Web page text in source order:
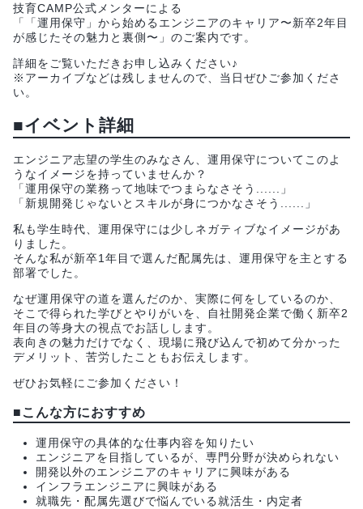
技育CAMP公式メンターによる
「「運用保守」から始めるエンジニアのキャリア〜新卒2年目
が感じたその魅力と裏側〜」のご案内です。
詳細をご覧いただきお申し込みください♪
※アーカイブなどは残しませんので、当日ぜひご参加くださ
い。
■イベント詳細
エンジニア志望の学生のみなさん、運用保守についてこのよ
うなイメージを持っていませんか？
「運用保守の業務って地味でつまらなさそう......」
「新規開発じゃないとスキルが身につかなさそう......」
私も学生時代、運用保守には少しネガティブなイメージがあ
りました。
そんな私が新卒1年目で選んだ配属先は、運用保守を主とする
部署でした。
なぜ運用保守の道を選んだのか、実際に何をしているのか、
そこで得られた学びとやりがいを、自社開発企業で働く新卒2
年目の等身大の視点でお話しします。
表向きの魅力だけでなく、現場に飛び込んで初めて分かった
デメリット、苦労したこともお伝えします。
ぜひお気軽にご参加ください！
■こんな方におすすめ
運用保守の具体的な仕事内容を知りたい
エンジニアを目指しているが、専門分野が決められない
開発以外のエンジニアのキャリアに興味がある
インフラエンジニアに興味がある
就職先・配属先選びで悩んでいる就活生・内定者